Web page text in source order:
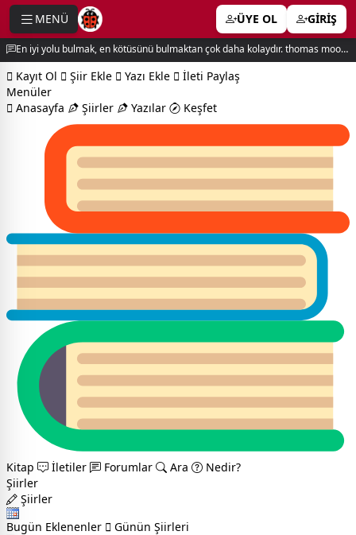
MENÜ ÜYE OL GİRİŞ
En iyi yolu bulmak, en kötüsünü bulmaktan çok daha kolaydır. thomas moore
Kayıt Ol Şiir Ekle Yazı Ekle
İleti Paylaş
Menüler
Anasayfa
Şiirler Yazılar Keşfet
Kitap İletiler Forumlar Ara
Nedir?
Şiirler
Şiirler
Bugün Eklenenler
Günün Şiirleri
menu